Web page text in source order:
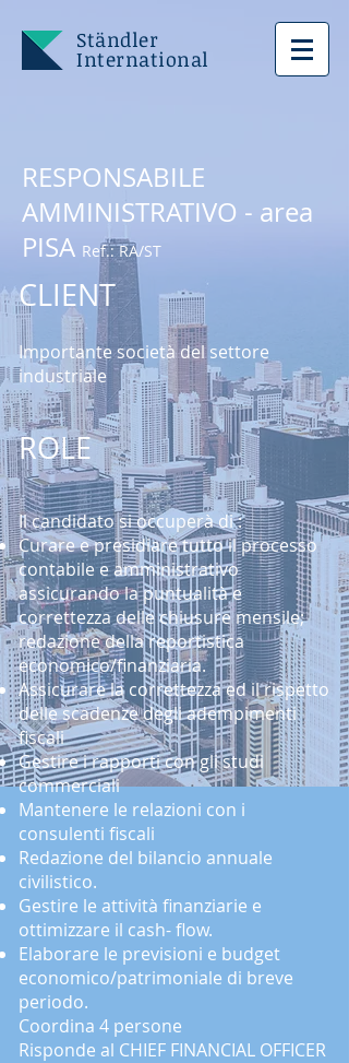
Ständler
International
RESPONSABILE
AMMINISTRATIVO - area
PISA Ref.: RA/ST
CLIENT
Importante società del settore
industriale
ROL​E
Il candidato si occuperà di :
Curare e presidiare tutto il processo
contabile e amministrativo
assicurando la puntualità e
correttezza delle chiusure mensile;
redazione della reportistica
economico/finanziaria.
Assicurare la correttezza ed il rispetto
delle scadenze degli adempimenti
fiscali
Gestire i rapporti con gli studi
commerciali
Mantenere le relazioni con i
consulenti fiscali
Redazione del bilancio annuale
civilistico.
Gestire le attività finanziarie e
ottimizzare il cash- flow.
Elaborare le previsioni e budget
economico/patrimoniale di breve
periodo.
​Coordina 4 persone
Risponde al CHIEF FINANCIAL OFFICER